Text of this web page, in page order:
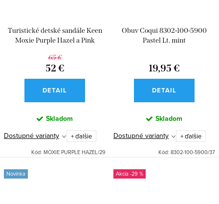
Turistické detské sandále Keen
Moxie Purple Hazel a Pink
65 €
52 €
DETAIL
Skladom
Dostupné varianty
+ ďalšie
Kód: MOXIE PURPLE HAZEL/29
Obuv Coqui 8302-100-5900
Pastel Lt. mint
19,95 €
DETAIL
Skladom
Dostupné varianty
+ ďalšie
Kód: 8302-100-5900/37
Novinka -29 %